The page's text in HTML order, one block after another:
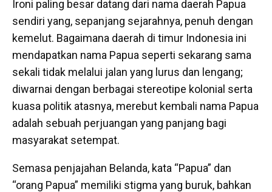
Ironi paling besar datang dari nama daerah Papua
sendiri yang, sepanjang sejarahnya, penuh dengan
kemelut. Bagaimana daerah di timur Indonesia ini
mendapatkan nama Papua seperti sekarang sama
sekali tidak melalui jalan yang lurus dan lengang;
diwarnai dengan berbagai stereotipe kolonial serta
kuasa politik atasnya, merebut kembali nama Papua
adalah sebuah perjuangan yang panjang bagi
masyarakat setempat.
Semasa penjajahan Belanda, kata “Papua” dan
“orang Papua” memiliki stigma yang buruk, bahkan